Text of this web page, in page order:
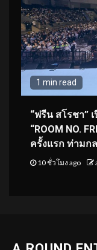
1 min read
“ฟรีน สโรชา”
“ROOM NO.
ครั้งแรก ท่ามก
10 ชั่วโมง ago